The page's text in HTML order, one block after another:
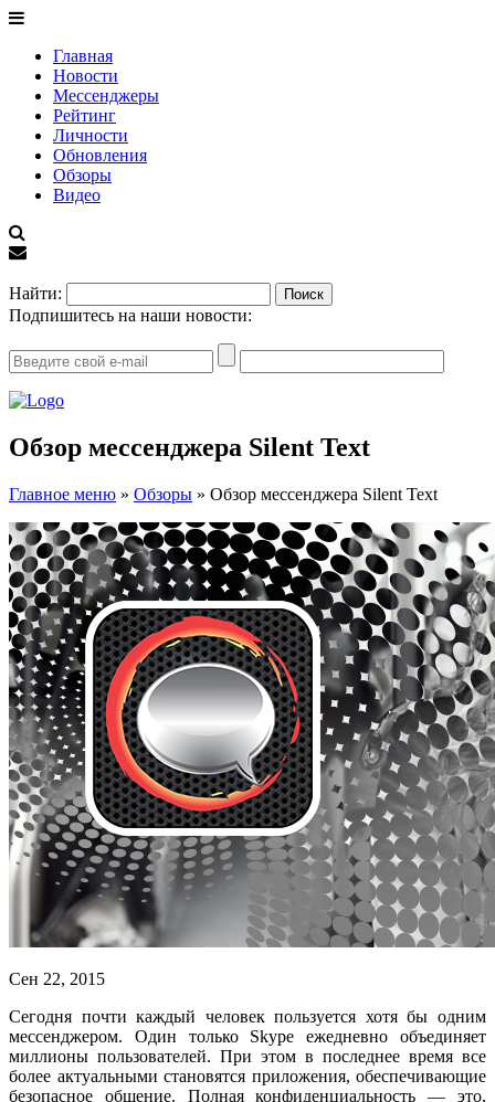
Главная
Новости
Мессенджеры
Рейтинг
Личности
Обновления
Обзоры
Видео
Найти:
Подпишитесь на наши новости:
Обзор мессенджера Silent Text
Главное меню » Обзоры » Обзор мессенджера Silent Text
Сен 22, 2015
Сегодня почти каждый человек пользуется хотя бы одним
мессенджером. Один только Skype ежедневно объединяет
миллионы пользователей. При этом в последнее время все
более актуальными становятся приложения, обеспечивающие
безопасное общение. Полная конфиденциальность — это,